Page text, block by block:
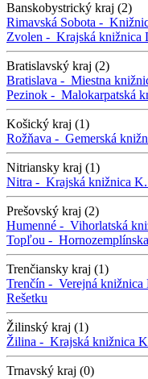
Banskobystrický kraj (2)
Rimavská Sobota -
Zvolen - Krajská knižnica
Bratislavský kraj (2)
Bratislava - Miestna
Pezinok - Malokarpatská
Košický kraj (1)
Rožňava - Gemerská
Nitriansky kraj (1)
Nitra - Krajská knižnica
Prešovský kraj (2)
Humenné - Vihorlatská
Topľou -
Trenčiansky kraj (1)
Trenčín - Verejná knižnica
Rešetku
Žilinský kraj (1)
Žilina - Krajská knižnica
Trnavský kraj (0)